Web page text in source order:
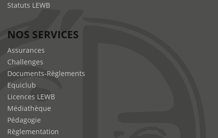
Statuts LEWB
NOS SERVICES
Assurances
Challenges
Documents-Règlements
Equiclub
Licences LEWB
Médiathèque
Pédagogie
Règlementation